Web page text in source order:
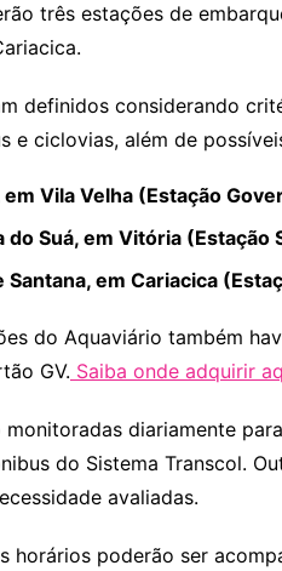
três estações de
definidos considerando
e ciclovias, além de
em Vila Velha (Estação
do Suá, em Vitória
Santana, em Cariacica
do Aquaviário também
GV. Saiba onde adquirir
monitoradas diariamente
do Sistema Transcol.
avaliadas.
horários poderão ser